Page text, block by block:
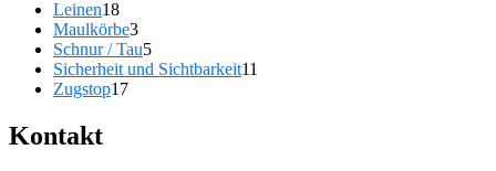
Produkte
Leinen1818
Produkte
Maulkörbe33
Produkte
Schnur / Tau55
Produkte
Sicherheit und Sichtbarkeit11
Zugstop1717
Kontakt